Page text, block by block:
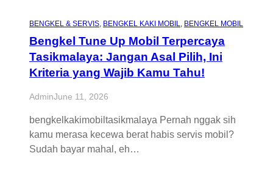
BENGKEL & SERVIS, BENGKEL KAKI MOBIL, BENGKEL MOBIL
Bengkel Tune Up Mobil Terpercaya
Tasikmalaya: Jangan Asal Pilih, Ini
Kriteria yang Wajib Kamu Tahu!
AdminJune 11, 2026
bengkelkakimobiltasikmalaya Pernah nggak sih
kamu merasa kecewa berat habis servis mobil?
Sudah bayar mahal, eh…